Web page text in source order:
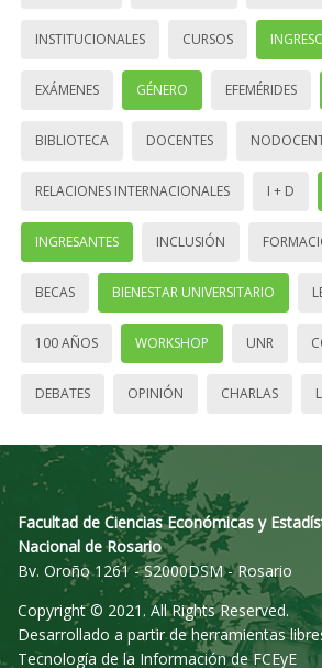
INSTITUCIONALES CURSOS
EXÁMENES GÉNERO EFEMÉRIDES
BIBLIOTECA DOCENTES
RELACIONES INTERNACIONALES I + D
INGRESANTES INCLUSIÓN
BECAS BIENESTAR UNIVERSITARIO
100 AÑOS WORKSHOP UNR
DEBATES OPINIÓN CHARLAS
Facultad de Ciencias Económicas y
Nacional de Rosario
Bv. Oroño 1261 - S2000DSM - Rosario
Copyright © 2021. All Rights Reserved.
Desarrollado a partir de herramientas
Tecnología de la Información de FCEyE